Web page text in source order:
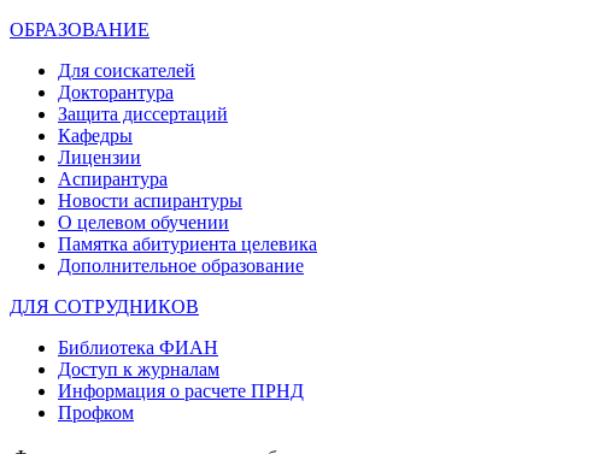
ОБРАЗОВАНИЕ
Для соискателей
Докторантура
Защита диссертаций
Кафедры
Лицензии
Аспирантура
Новости аспирантуры
О целевом обучении
Памятка абитуриента целевика
Дополнительное образование
ДЛЯ СОТРУДНИКОВ
Библиотека ФИАН
Доступ к журналам
Информация о расчете ПРНД
Профком